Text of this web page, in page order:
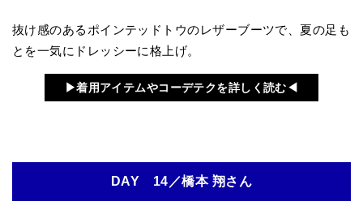
抜け感のあるポインテッドトウのレザーブーツで、夏の足も
とを一気にドレッシーに格上げ。
▶︎着用アイテムやコーデテクを詳しく読む◀︎
DAY 14／橋本 翔さん